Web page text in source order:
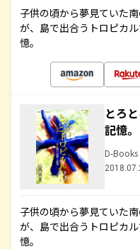
子供の頃から夢見ていた
が、島で出合うトロピカ
憶。
とろ
記憶
D-Books
子供の頃から夢見ていた
が、島で出合うトロピカ
憶。